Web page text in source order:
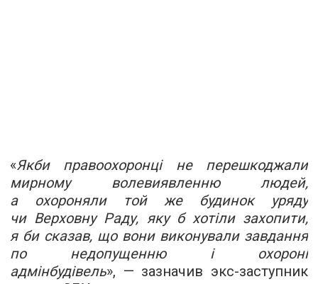
«Якби правоохоронці не перешкоджали
мирному волевиявленню людей,
а охороняли той же будинок уряду
чи Верховну Раду, яку б хотіли захопити,
я би сказав, що вони виконували завдання
по недопущенню і охороні
адмінбудівель», — зазначив экс-заступник